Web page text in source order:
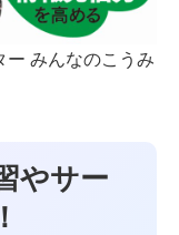
ー みんなのこうみ
やサー